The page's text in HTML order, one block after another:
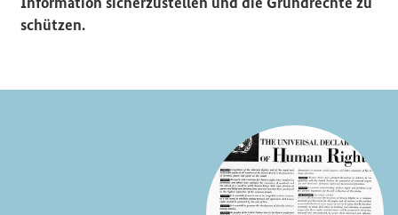
schützen.